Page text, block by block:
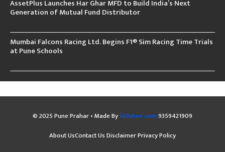
AssetPlus Launches Har Ghar MFD to Build India’s Next
Generation of Mutual Fund Distributor
Mumbai Falcons Racing Ltd. Begins F1® Sim Racing Time Trials
at Pune Schools
© 2025 Pune Prahar • Made ByAbhibee.com9359421909
About UsContact UsDisclaimerPrivacy Policy